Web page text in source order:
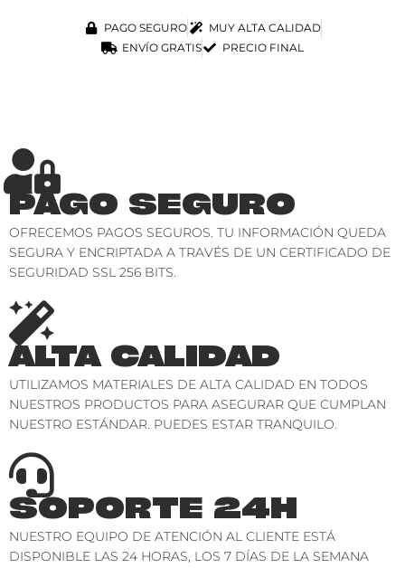
PAGO SEGURO
MUY ALTA CALIDAD
ENVÍO GRATIS
PRECIO FINAL
PAGO SEGURO
OFRECEMOS PAGOS SEGUROS. TU INFORMACIÓN QUEDA
SEGURA Y ENCRIPTADA A TRAVÉS DE UN CERTIFICADO DE
SEGURIDAD SSL 256 BITS.
ALTA CALIDAD
UTILIZAMOS MATERIALES DE ALTA CALIDAD EN TODOS
NUESTROS PRODUCTOS PARA ASEGURAR QUE CUMPLAN
NUESTRO ESTÁNDAR. PUEDES ESTAR TRANQUILO.
SOPORTE 24H
NUESTRO EQUIPO DE ATENCIÓN AL CLIENTE ESTÁ
DISPONIBLE LAS 24 HORAS, LOS 7 DÍAS DE LA SEMANA